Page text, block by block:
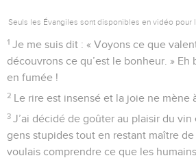
Seuls les Évangiles sont disponibles en vidéo pour
1 Je me suis dit : « Voyons ce que
découvrons ce qu’est le bonheur. » Eh
en fumée !
2 Le rire est insensé et la joie ne mène
3 J’ai décidé de goûter au plaisir du vin
gens stupides tout en restant maître
voulais comprendre ce que les